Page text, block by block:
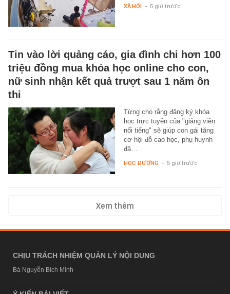
XÃ HỘI - 5 giờ trước
Tin vào lời quảng cáo, gia đình chi hơn 100
triệu đồng mua khóa học online cho con,
nữ sinh nhận kết quả trượt sau 1 năm ôn
thi
Từng cho rằng đăng ký khóa
học trực tuyến của "giảng viên
nổi tiếng" sẽ giúp con gái tăng
cơ hội đỗ cao học, phụ huynh
đã…
HỌC ĐƯỜNG - 5 giờ trước
Xem thêm
CHỊU TRÁCH NHIỆM QUẢN LÝ NỘI DUNG
Bà Nguyễn Bích Minh